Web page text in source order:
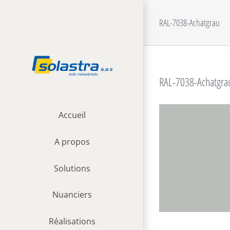
Accueil
A propos
Solutions
Nuanciers
Réalisations
RAL-7038-Achatgrau
RAL-7038-